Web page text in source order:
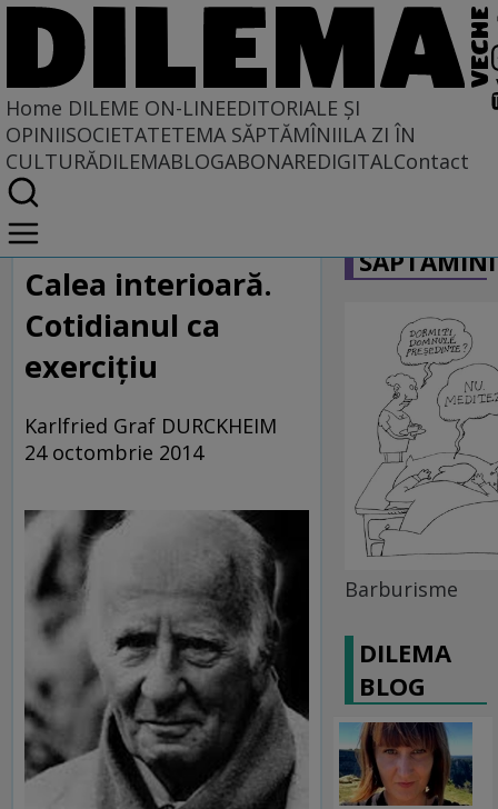
Home DILEME ON-LINEEDITORIALE ȘI
OPINIISOCIETATETEMA SĂPTĂMÎNIILA ZI ÎN
CULTURĂDILEMABLOGABONAREDIGITALContact
Home
Dileme on-line
Calea interioară.
Cotidianul ca
exercițiu
Karlfried Graf DURCKHEIM
24 octombrie 2014
Barburisme
DILEMA
BLOG